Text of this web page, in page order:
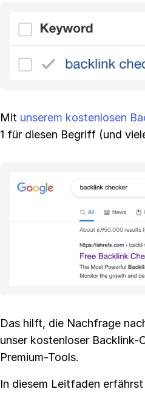
Mit unserem kostenlosen
1 für diesen Begriff (und
Das hilft, die Nachfrage
unser kostenloser Backlink-
Premium-Tools.
In diesem Leitfaden erfährst